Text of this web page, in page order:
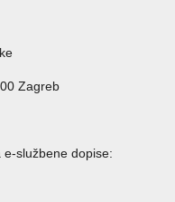
Zagreb
službene dopise: